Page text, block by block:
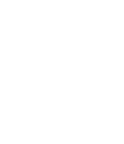
(Benzine), 5